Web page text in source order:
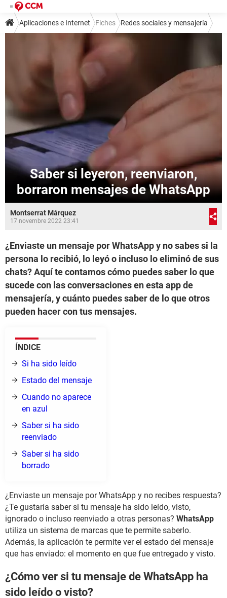
Aplicaciones e Internet Fiches Redes sociales y mensajería
Saber si leyeron, reenviaron,
borraron mensajes de WhatsApp
Montserrat Márquez
17 novembre 2022 23:41
¿Enviaste un mensaje por WhatsApp y no sabes si la
persona lo recibió, lo leyó o incluso lo eliminó de sus
chats? Aquí te contamos cómo puedes saber lo que
sucede con las conversaciones en esta app de
mensajería, y cuánto puedes saber de lo que otros
pueden hacer con tus mensajes.
ÍNDICE
Si ha sido leído
Estado del mensaje
Cuando no aparece
en azul
Saber si ha sido
reenviado
Saber si ha sido
borrado
¿Enviaste un mensaje por WhatsApp y no recibes respuesta?
¿Te gustaría saber si tu mensaje ha sido leído, visto,
ignorado o incluso reenviado a otras personas? WhatsApp
utiliza un sistema de marcas que te permite saberlo.
Además, la aplicación te permite ver el estado del mensaje
que has enviado: el momento en que fue entregado y visto.
¿Cómo ver si tu mensaje de WhatsApp ha
sido leído o visto?